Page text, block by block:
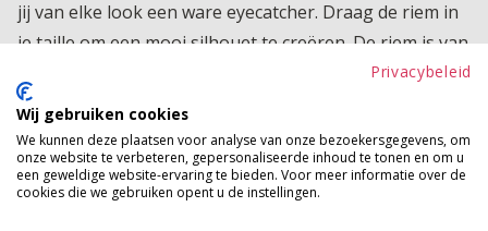
jij van elke look een ware eyecatcher. Draag de riem in
je taille om een mooi silhouet te creëren. De riem is van
imitatieleer en heeft een elastieken band in het midden
voor een fijn draagcomfort. Je sluit de riem met een
grote gesp.
Product kenmerken
Privacybeleid
Wij gebruiken cookies
We kunnen deze plaatsen voor analyse van onze bezoekersgegevens, om
onze website te verbeteren, gepersonaliseerde inhoud te tonen en om u
een geweldige website-ervaring te bieden. Voor meer informatie over de
cookies die we gebruiken opent u de instellingen.